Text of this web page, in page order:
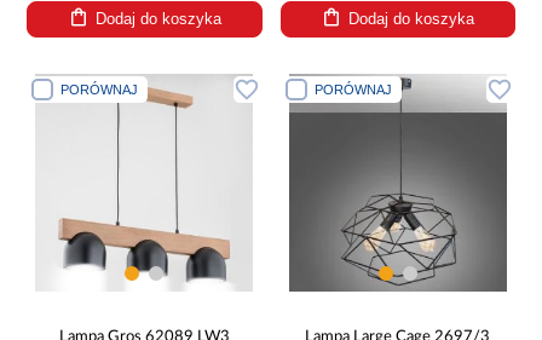
Dodaj do koszyka Dodaj do koszyka
PORÓWNAJ PORÓWNAJ